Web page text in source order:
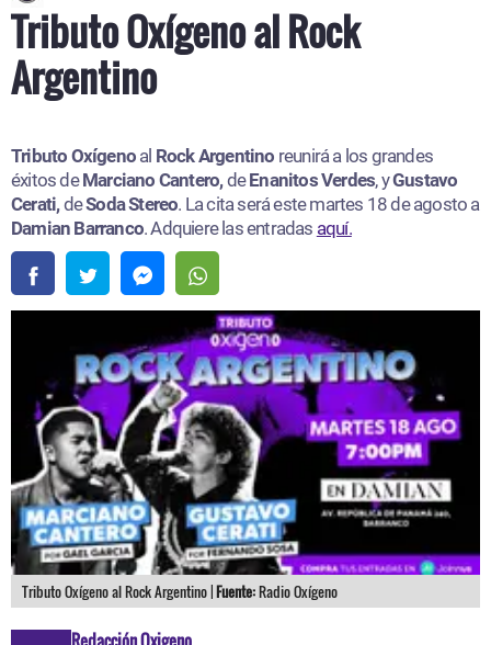
Tributo Oxígeno al Rock
Argentino
Tributo Oxígeno al Rock Argentino
reunirá a los grandes
éxitos deMarciano Cantero,deEnanitos Verdes, yGustavo
Cerati,de Soda Stereo. La cita será este martes 18 de agosto a
Damian Barranco. Adquiere las entradasaquí.
Tributo Oxígeno al Rock Argentino |Fuente:Radio Oxígeno
Redacción Oxigeno